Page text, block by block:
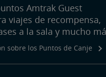
Amtrak Guest
viajes de recompensa,
a la sala y mucho
sobre los Puntos de Canje